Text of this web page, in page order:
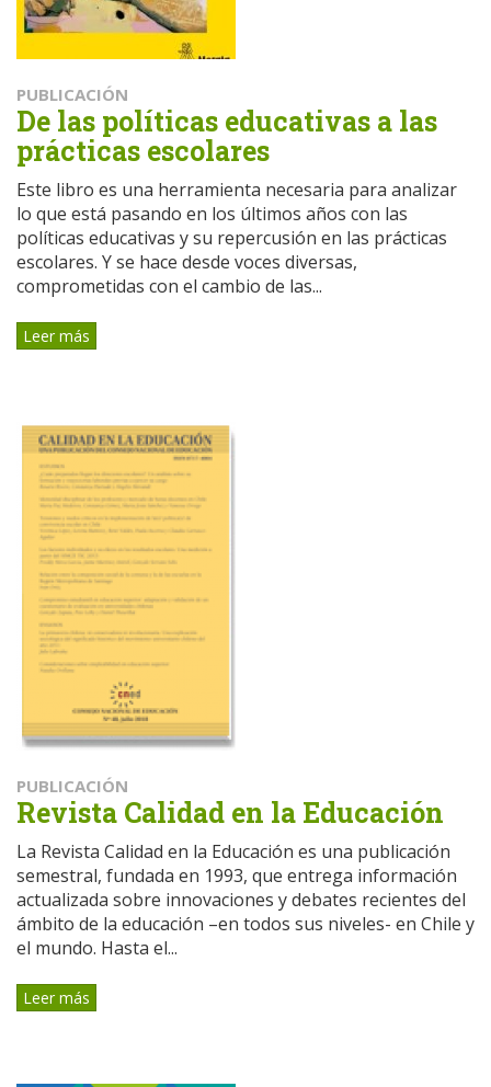
PUBLICACIÓN
De las políticas educativas a las
prácticas escolares
Este libro es una herramienta necesaria para analizar
lo que está pasando en los últimos años con las
políticas educativas y su repercusión en las prácticas
escolares. Y se hace desde voces diversas,
comprometidas con el cambio de las...
Leer más
PUBLICACIÓN
Revista Calidad en la Educación
La Revista Calidad en la Educación es una publicación
semestral, fundada en 1993, que entrega información
actualizada sobre innovaciones y debates recientes del
ámbito de la educación –en todos sus niveles- en Chile y
el mundo. Hasta el...
Leer más